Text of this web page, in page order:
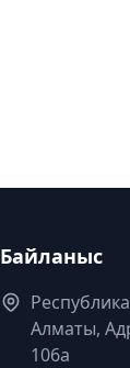
Байланыс
Алматы,
106а